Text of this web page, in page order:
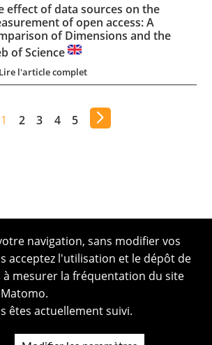
effect of data sources on the
of open access: A
of Dimensions and the
of Science
Lire l'article complet
1 2 3 4 5
navigation, sans modifier vos
acceptez l'utilisation et le dépôt de
à mesurer la fréquentation du site
êtes actuellement suivi.